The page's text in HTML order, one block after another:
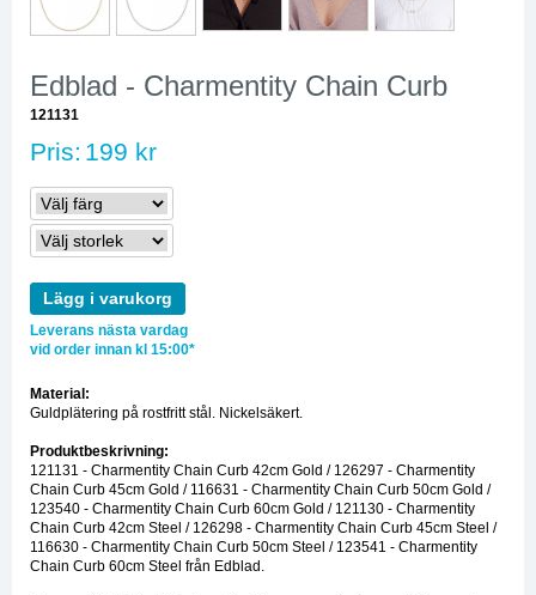
Edblad - Charmentity Chain Curb
121131
Pris: 199 kr
Lägg i varukorg
Leverans nästa vardag
vid order innan kl 15:00*
Material:
Guldplätering på rostfritt stål. Nickelsäkert.
Produktbeskrivning:
121131 - Charmentity Chain Curb 42cm Gold / 126297 - Charmentity
Chain Curb 45cm Gold / 116631 - Charmentity Chain Curb 50cm Gold /
123540 - Charmentity Chain Curb 60cm Gold / 121130 - Charmentity
Chain Curb 42cm Steel / 126298 - Charmentity Chain Curb 45cm Steel /
116630 - Charmentity Chain Curb 50cm Steel / 123541 - Charmentity
Chain Curb 60cm Steel från Edblad.